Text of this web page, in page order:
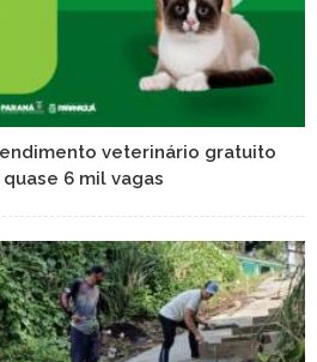
veterinário gratuito
6 mil vagas